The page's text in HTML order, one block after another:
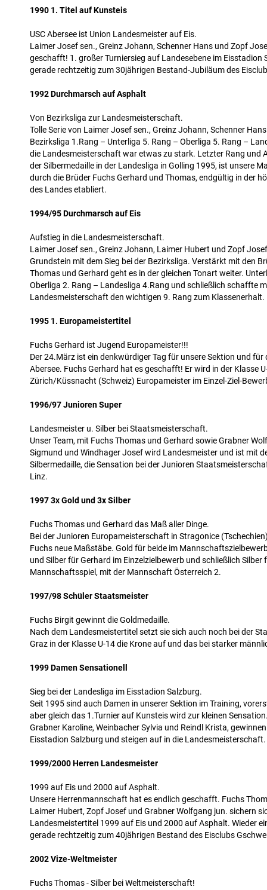
1990 1. Titel auf Kunsteis
USC Abersee ist Union Landesmeister auf Eis.
Laimer Josef sen., Greinz Johann, Schenner Hans und Zopf
geschafft! 1. großer Turniersieg auf Landesebene im Eisstadion
gerade rechtzeitig zum 30jährigen Bestand-Jubiläum des
1992 Durchmarsch auf Asphalt
Von Bezirksliga zur Landesmeisterschaft.
Tolle Serie von Laimer Josef sen., Greinz Johann, Schenner
Bezirksliga 1.Rang – Unterliga 5. Rang – Oberliga 5. Rang –
die Landesmeisterschaft war etwas zu stark. Letzter Rang und
der Silbermedaille in der Landesliga in Golling 1995, ist unsere
durch die Brüder Fuchs Gerhard und Thomas, endgültig in der
des Landes etabliert.
1994/95 Durchmarsch auf Eis
Aufstieg in die Landesmeisterschaft.
Laimer Josef sen., Greinz Johann, Laimer Hubert und Zopf
Grundstein mit dem Sieg bei der Bezirksliga. Verstärkt mit den
Thomas und Gerhard geht es in der gleichen Tonart weiter.
Oberliga 2. Rang – Landesliga 4.Rang und schließlich schaffte
Landesmeisterschaft den wichtigen 9. Rang zum Klassenerhalt.
1995 1. Europameistertitel
Fuchs Gerhard ist Jugend Europameister!!!
Der 24.März ist ein denkwürdiger Tag für unsere Sektion und für
Abersee. Fuchs Gerhard hat es geschafft! Er wird in der Klasse
Zürich/Küssnacht (Schweiz) Europameister im Einzel-Ziel-
1996/97 Junioren Super
Landesmeister u. Silber bei Staatsmeisterschaft.
Unser Team, mit Fuchs Thomas und Gerhard sowie Grabner
Sigmund und Windhager Josef wird Landesmeister und ist mit
Silbermedaille, die Sensation bei der Junioren
Linz.
1997 3x Gold und 3x Silber
Fuchs Thomas und Gerhard das Maß aller Dinge.
Bei der Junioren Europameisterschaft in Stragonice
Fuchs neue Maßstäbe. Gold für beide im
und Silber für Gerhard im Einzelzielbewerb und schließlich Silber
Mannschaftsspiel, mit der Mannschaft Österreich 2.
1997/98 Schüler Staatsmeister
Fuchs Birgit gewinnt die Goldmedaille.
Nach dem Landesmeistertitel setzt sie sich auch noch bei der
Graz in der Klasse U-14 die Krone auf und das bei starker
1999 Damen Sensationell
Sieg bei der Landesliga im Eisstadion Salzburg.
Seit 1995 sind auch Damen in unserer Sektion im Training,
aber gleich das 1.Turnier auf Kunsteis wird zur kleinen
Grabner Karoline, Weinbacher Sylvia und Reindl Krista,
Eisstadion Salzburg und steigen auf in die Landesmeisterschaft.
1999/2000 Herren Landesmeister
1999 auf Eis und 2000 auf Asphalt.
Unsere Herrenmannschaft hat es endlich geschafft. Fuchs
Laimer Hubert, Zopf Josef und Grabner Wolfgang jun. sichern
Landesmeistertitel 1999 auf Eis und 2000 auf Asphalt. Wieder
gerade rechtzeitig zum 40jährigen Bestand des Eisclubs
2002 Vize-Weltmeister
Fuchs Thomas - Silber bei Weltmeisterschaft!